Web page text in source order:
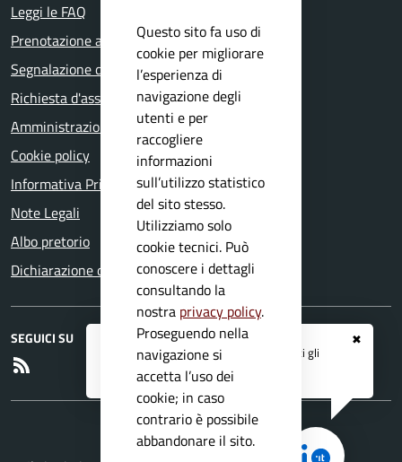
✖
Registrati ai serviziAPP IO
e ricevi tutti gli
aggiornamenti dall'Ente
Leggi le FAQ
Prenotazione appuntamento
Segnalazione disservizio
Richiesta d'assistenza
Amministrazione trasparente
Cookie policy
Informativa Privacy
Note Legali
Albo pretorio
Dichiarazione di accessibilità
SEGUICI SU
Questo sito fa uso di
cookie per migliorare
l’esperienza di
navigazione degli
utenti e per
raccogliere
informazioni
sull’utilizzo statistico
del sito stesso.
Utilizziamo solo
cookie tecnici. Può
conoscere i dettagli
consultando la
nostra privacy policy.
Proseguendo nella
navigazione si
accetta l’uso dei
cookie; in caso
contrario è possibile
abbandonare il sito.